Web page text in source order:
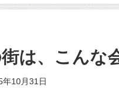
は、こんな
年10月31日